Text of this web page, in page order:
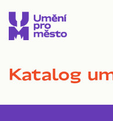
Katalog